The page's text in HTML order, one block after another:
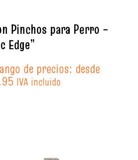
Pinchos para Perro –
Edge”
de precios: desde
IVA incluido